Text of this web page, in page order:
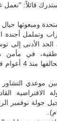
قائلاً:
ومبعوثها
أجندة
الأدنى إلى
في
والرفض.. وهو
موعدي التشاور
الافتراضية
جولة نوفمبر